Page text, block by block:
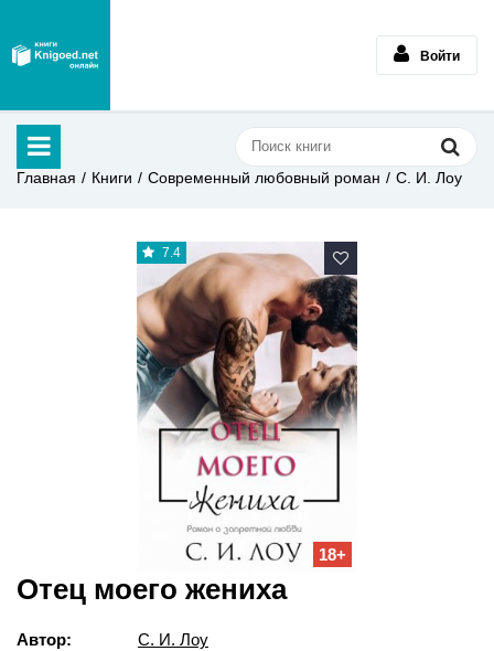
Войти
Главная Книги Современный любовный роман С. И. Лоу
7.4
18+
Отец моего жениха
Автор: С. И. Лоу